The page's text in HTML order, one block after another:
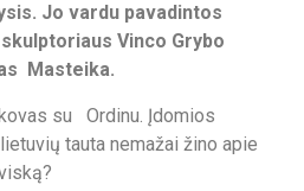
Jo vardu pavadintos
Vinco Grybo
Masteika.
su Ordinu. Įdomios
tauta nemažai žino apie